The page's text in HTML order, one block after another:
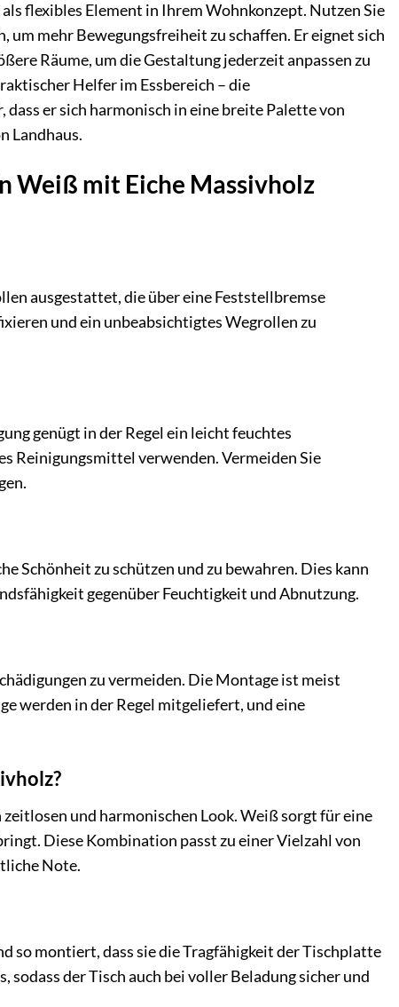
flexibles Element in Ihrem Wohnkonzept. Nutzen Sie
mehr Bewegungsfreiheit zu schaffen. Er eignet sich
Räume, um die Gestaltung jederzeit anpassen zu
Helfer im Essbereich – die
er sich harmonisch in eine breite Palette von
Landhaus.
Weiß mit Eiche Massivholz
ausgestattet, die über eine Feststellbremse
und ein unbeabsichtigtes Wegrollen zu
genügt in der Regel ein leicht feuchtes
Reinigungsmittel verwenden. Vermeiden Sie
Schönheit zu schützen und zu bewahren. Dies kann
gegenüber Feuchtigkeit und Abnutzung.
zu vermeiden. Die Montage ist meist
werden in der Regel mitgeliefert, und eine
und harmonischen Look. Weiß sorgt für eine
Diese Kombination passt zu einer Vielzahl von
Note.
so montiert, dass sie die Tragfähigkeit der Tischplatte
der Tisch auch bei voller Beladung sicher und